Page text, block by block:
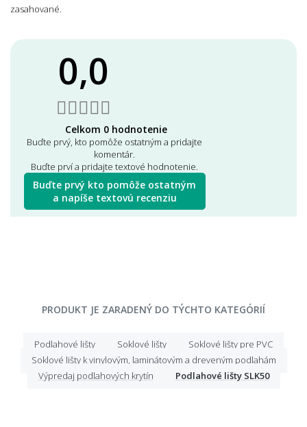
zasahované.
0,0
Celkom 0 hodnotenie
Buďte prvý, kto pomôže ostatným a pridajte
komentár.
Buďte prví a pridajte textové hodnotenie.
Buďte prvý kto pomôže ostatným
a napíše textovú recenziu
PRODUKT JE ZARADENÝ DO TÝCHTO KATEGÓRIÍ
Podlahové lišty Soklové lišty
Soklové lišty pre PVC
Soklové lišty k vinylovým, laminátovým a dreveným podlahám
Výpredaj podlahových krytín
Podlahové lišty SLK50